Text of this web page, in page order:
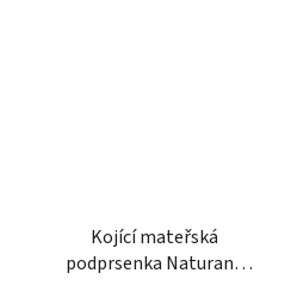
Kojící mateřská
podprsenka Naturana